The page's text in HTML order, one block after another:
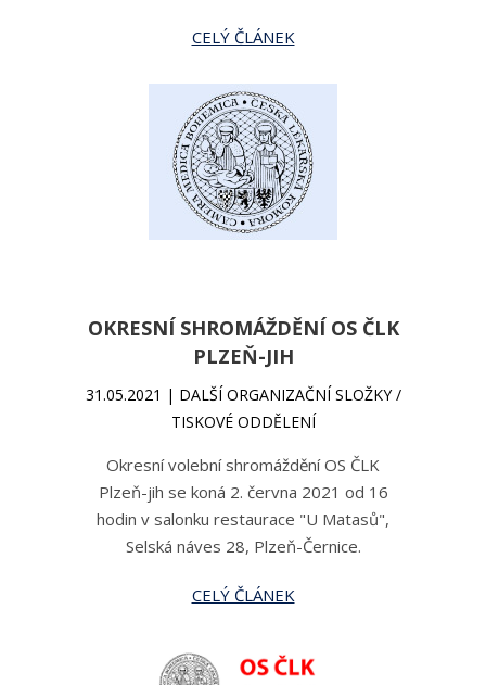
CELÝ ČLÁNEK
OKRESNÍ SHROMÁŽDĚNÍ OS ČLK
PLZEŇ-JIH
31.05.2021 | DALŠÍ ORGANIZAČNÍ SLOŽKY /
TISKOVÉ ODDĚLENÍ
Okresní volební shromáždění OS ČLK
Plzeň-jih se koná 2. června 2021 od 16
hodin v salonku restaurace "U Matasů",
Selská náves 28, Plzeň-Černice.
CELÝ ČLÁNEK